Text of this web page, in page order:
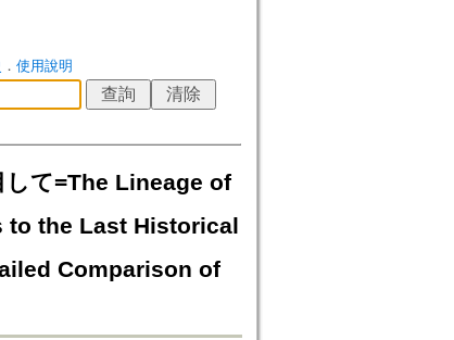
． 使用說明
して=The Lineage of
to the Last Historical
Comparison of